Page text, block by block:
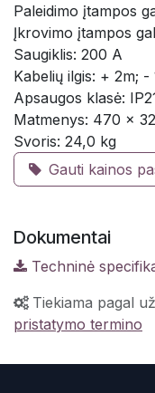
Paleidimo įtampos
Įkrovimo įtampos
Saugiklis: 200 A
Kabelių ilgis: + 2m; -
Apsaugos klasė:
Matmenys: 470 x
Svoris: 24,0 kg
Gauti kainos
Dokumentai
Techninė
Tiekiama pagal
pristatymo termino